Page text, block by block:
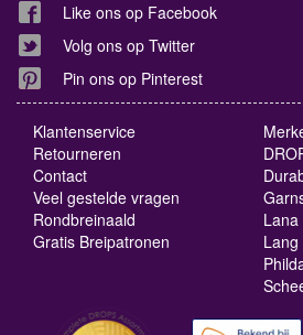
Like ons op Facebook
Volg ons op Twitter
Pin ons op Pinterest
Klantenservice
Retourneren
Contact
Veel gestelde vragen
Rondbreinaald
Gratis Breipatronen
Lang